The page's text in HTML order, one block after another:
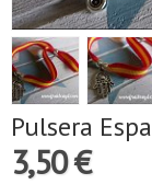
Pulsera
3,50 €